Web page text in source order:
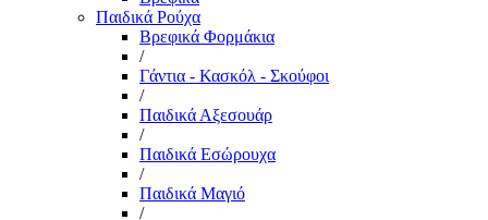
Παιδικά Ρούχα
Βρεφικά Φορμάκια
/
Γάντια - Κασκόλ - Σκούφοι
/
Παιδικά Αξεσουάρ
/
Παιδικά Εσώρουχα
/
Παιδικά Μαγιό
/